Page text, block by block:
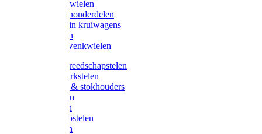
Kruiwagenwielen
Steekwagenonderdelen
Huis en Tuin kruiwagens
Steekwagen
Bok- en Zwenkwielen
Overige gereedschapstelen
Bezem-/Harkstelen
Handvaten & stokhouders
Hamerstelen
Spadestelen
Graanschopstelen
Schopstelen